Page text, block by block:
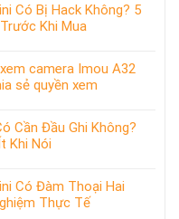
Có Bị Hack Không? 5
Khi Mua
camera Imou A32
sẻ quyền xem
Cần Đầu Ghi Không?
Khi Nói
Có Đàm Thoại Hai
Thực Tế